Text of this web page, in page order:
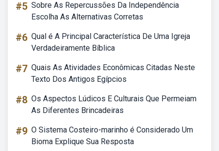
#5 Sobre As Repercussões Da Independência
Escolha As Alternativas Corretas
#6 Qual é A Principal Característica De Uma Igreja
Verdadeiramente Bíblica
#7 Quais As Atividades Econômicas Citadas Neste
Texto Dos Antigos Egípcios
#8 Os Aspectos Lúdicos E Culturais Que Permeiam
As Diferentes Brincadeiras
#9 O Sistema Costeiro-marinho é Considerado Um
Bioma Explique Sua Resposta